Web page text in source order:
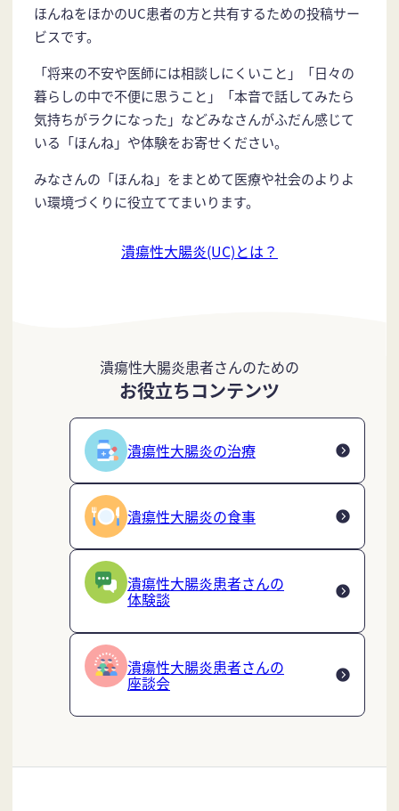
ほんねをほかのUC患者の方と共有するための投稿サー
ビスです。
「将来の不安や医師には相談しにくいこと」「日々の
暮らしの中で不便に思うこと」「本音で話してみたら
気持ちがラクになった」などみなさんがふだん感じて
いる「ほんね」や体験をお寄せください。
みなさんの「ほんね」をまとめて医療や社会のよりよ
い環境づくりに役立ててまいります。
潰瘍性大腸炎(UC)とは？
潰瘍性大腸炎患者さんのための
お役立ちコンテンツ
潰瘍性大腸炎の治療
潰瘍性大腸炎の食事
潰瘍性大腸炎患者さんの
体験談
潰瘍性大腸炎患者さんの
座談会